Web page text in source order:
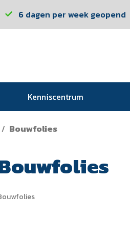
6 dagen per week geopend
Kenniscentrum
/ Bouwfolies